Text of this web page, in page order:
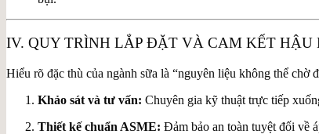
IV. QUY TRÌNH LẮP ĐẶT VÀ CAM KẾT HẬU
Hiểu rõ đặc thù của ngành sữa là “nguyên liệu không thể chờ
Khảo sát và tư vấn: Chuyên gia kỹ thuật trực tiếp
Thiết kế chuẩn ASME: Đảm bảo an toàn tuyệt đối về